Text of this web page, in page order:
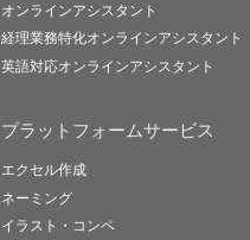
オンラインアシスタント
経理業務特化オンラインアシスタント
英語対応オンラインアシスタント
プラットフォームサービス
エクセル作成
ネーミング
イラスト・コンペ